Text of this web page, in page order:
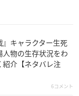
』キャラクター生死
人物の生存状況をわ
紹介【ネタバレ注
6コメント